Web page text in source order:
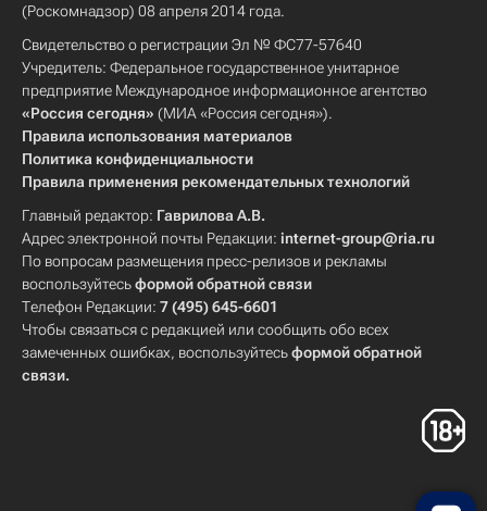
(Роскомнадзор) 08 апреля 2014 года.
Свидетельство о регистрации Эл № ФС77-57640
Учредитель: Федеральное государственное унитарное
предприятие Международное информационное агентство
«Россия сегодня» (МИА «Россия сегодня»).
Правила использования материалов
Политика конфиденциальности
Правила применения рекомендательных технологий
Главный редактор: Гаврилова А.В.
Адрес электронной почты Редакции: internet-group@ria.ru
По вопросам размещения пресс-релизов и рекламы
воспользуйтесьформой обратной связи
Телефон Редакции: 7 (495) 645-6601
Чтобы связаться с редакцией или сообщить обо всех
замеченных ошибках, воспользуйтесьформой обратной
связи.